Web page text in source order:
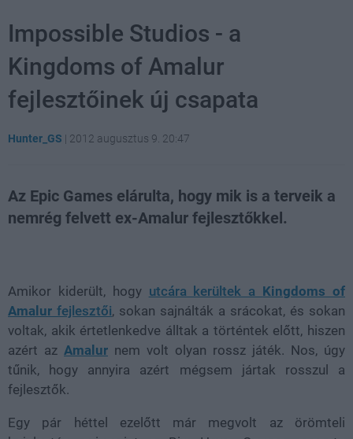
Impossible Studios - a
Kingdoms of Amalur
fejlesztőinek új csapata
Hunter_GS | 2012 augusztus 9. 20:47
Az Epic Games elárulta, hogy mik is a terveik a
nemrég felvett ex-Amalur fejlesztőkkel.
Amikor kiderült, hogy utcára kerültek a Kingdoms of
Amalur fejlesztői, sokan sajnálták a srácokat, és sokan
voltak, akik értetlenkedve álltak a történtek előtt, hiszen
azért az Amalur nem volt olyan rossz játék. Nos, úgy
tűnik, hogy annyira azért mégsem jártak rosszul a
fejlesztők.
Egy pár héttel ezelőtt már megvolt az örömteli